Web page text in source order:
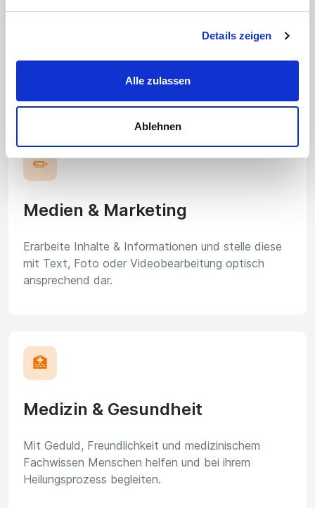
Details zeigen
Alle zulassen
Ablehnen
Gastronomie & Hotel
Service an oberster Stelle. Dafür ist Geduld,
Freundlichkeit und Kommunikation sehr wichtig.
✏️
Medien & Marketing
Erarbeite Inhalte & Informationen und stelle diese
mit Text, Foto oder Videobearbeitung optisch
ansprechend dar.
🏥
Medizin & Gesundheit
Mit Geduld, Freundlichkeit und medizinischem
Fachwissen Menschen helfen und bei ihrem
Heilungsprozess begleiten.